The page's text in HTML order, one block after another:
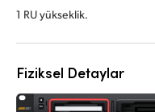
1 RU yükseklik.
Fiziksel Detaylar